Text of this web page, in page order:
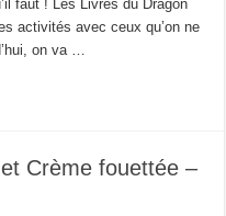
faut ! Les Livres du Dragon
activités avec ceux qu’on ne
on va …
Crème fouettée –